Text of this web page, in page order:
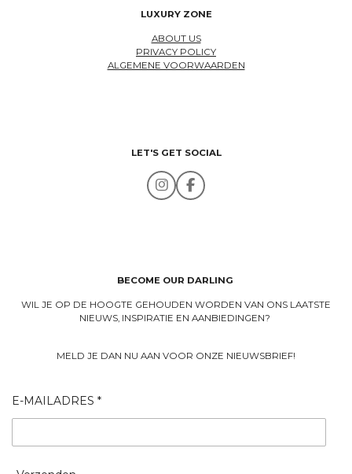
LUXURY ZONE
ABOUT US
PRIVACY POLICY
ALGEMENE VOORWAARDEN
LET'S GET SOCIAL
I
n
a
F
a
k
BECOME OUR DARLING
WIL JE OP DE HOOGTE GEHOUDEN WORDEN VAN ONS LAATSTE
NIEUWS, INSPIRATIE EN AANBIEDINGEN?
MELD JE DAN NU AAN VOOR ONZE NIEUWSBRIEF!
E-MAILADRES *